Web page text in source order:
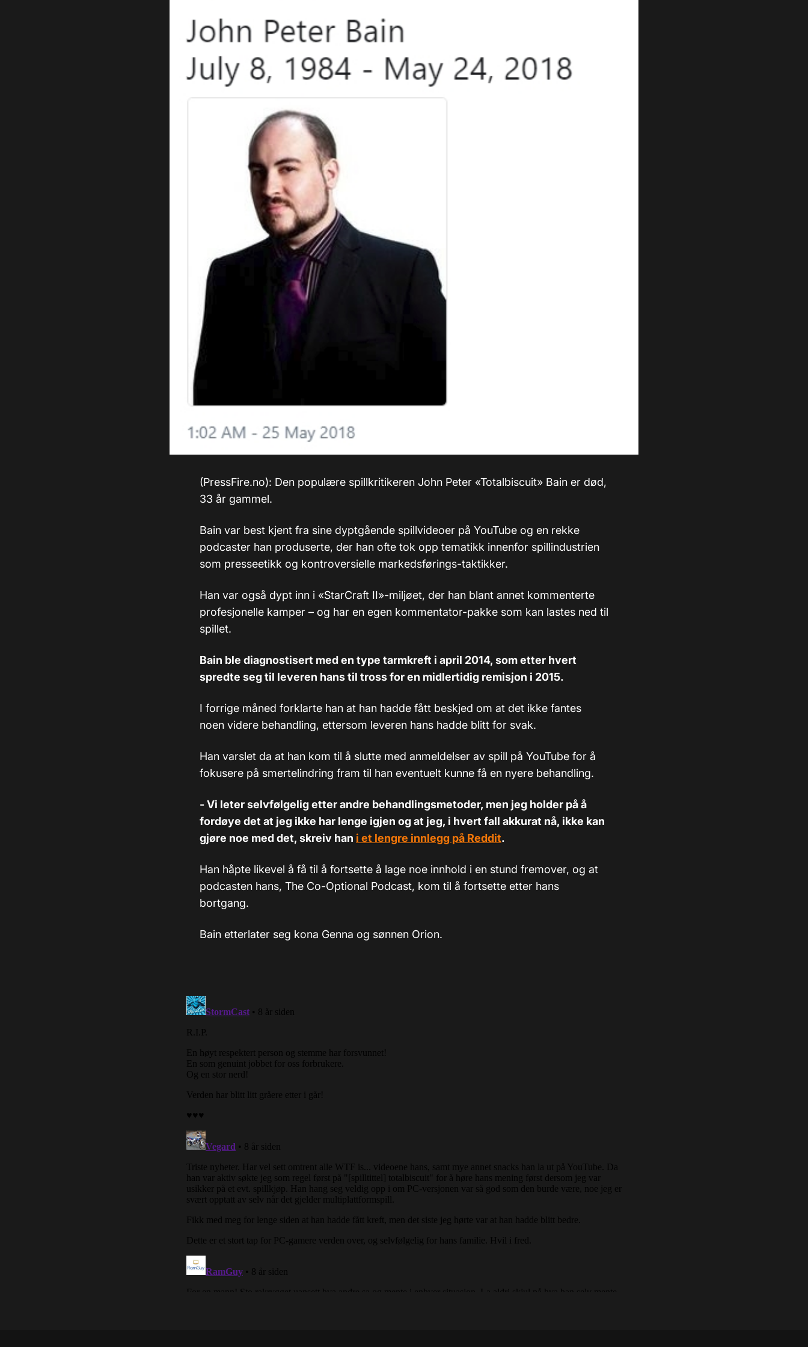
(PressFire.no): Den populære spillkritikeren John Peter «Totalbiscuit» Bain er død,
33 år gammel.
Bain var best kjent fra sine dyptgående spillvideoer på YouTube og en rekke
podcaster han produserte, der han ofte tok opp tematikk innenfor spillindustrien
som presseetikk og kontroversielle markedsførings-taktikker.
Han var også dypt inn i «StarCraft II»-miljøet, der han blant annet kommenterte
profesjonelle kamper – og har en egen kommentator-pakke som kan lastes ned til
spillet.
Bain ble diagnostisert med en type tarmkreft i april 2014, som etter hvert
spredte seg til leveren hans til tross for en midlertidig remisjon i 2015.
I forrige måned forklarte han at han hadde fått beskjed om at det ikke fantes
noen videre behandling, ettersom leveren hans hadde blitt for svak.
Han varslet da at han kom til å slutte med anmeldelser av spill på YouTube for å
fokusere på smertelindring fram til han eventuelt kunne få en nyere behandling.
- Vi leter selvfølgelig etter andre behandlingsmetoder, men jeg holder på å
fordøye det at jeg ikke har lenge igjen og at jeg, i hvert fall akkurat nå, ikke kan
gjøre noe med det, skreiv han i et lengre innlegg på Reddit.
Han håpte likevel å få til å fortsette å lage noe innhold i en stund fremover, og at
podcasten hans, The Co-Optional Podcast, kom til å fortsette etter hans
bortgang.
Bain etterlater seg kona Genna og sønnen Orion.